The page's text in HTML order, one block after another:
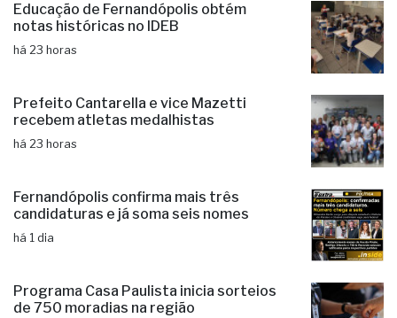
Educação de Fernandópolis obtém
notas históricas no IDEB
há 23 horas
Prefeito Cantarella e vice Mazetti
recebem atletas medalhistas
há 23 horas
Fernandópolis confirma mais três
candidaturas e já soma seis nomes
há 1 dia
Programa Casa Paulista inicia sorteios
de 750 moradias na região